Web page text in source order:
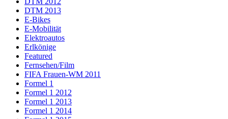
DTM 2013
E-Bikes
E-Mobilität
Elektroautos
Erlkönige
Featured
Fernsehen/Film
FIFA Frauen-WM 2011
Formel 1
Formel 1 2012
Formel 1 2013
Formel 1 2014